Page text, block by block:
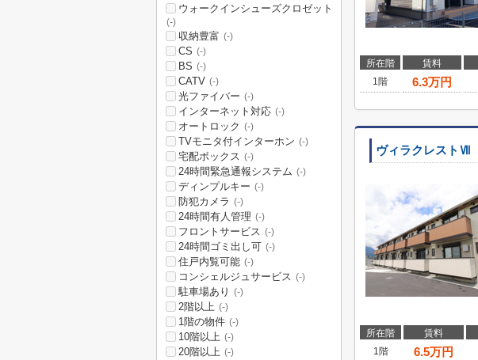
所在階 賃料
1階
6.3万円
ヴィラクレストⅦ
所在階 賃料
1階
6.5万円
ウォークインシューズクロゼット
(-)
収納豊富 (-)
CS (-)
BS (-)
CATV (-)
光ファイバー (-)
インターネット対応 (-)
オートロック (-)
TVモニタ付インターホン (-)
宅配ボックス (-)
24時間緊急通報システム (-)
ディンプルキー (-)
防犯カメラ (-)
24時間有人管理 (-)
フロントサービス (-)
24時間ゴミ出し可 (-)
住戸内覧可能 (-)
コンシェルジュサービス (-)
駐車場あり (-)
2階以上 (-)
1階の物件 (-)
10階以上 (-)
20階以上 (-)